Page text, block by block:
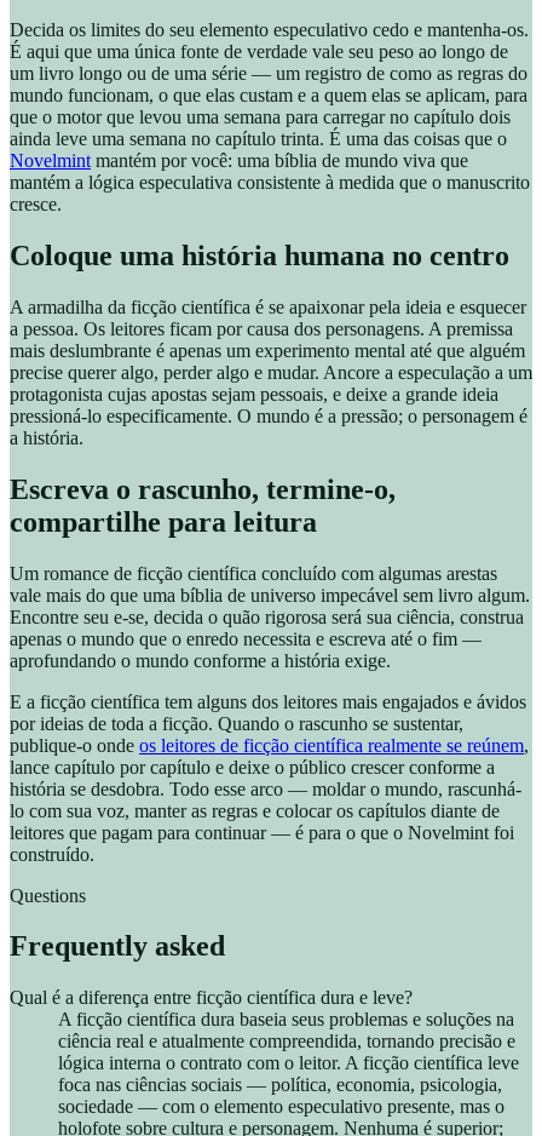
Decida os limites do seu elemento especulativo cedo e mantenha-os.
É aqui que uma única fonte de verdade vale seu peso ao longo de
um livro longo ou de uma série — um registro de como as regras do
mundo funcionam, o que elas custam e a quem elas se aplicam, para
que o motor que levou uma semana para carregar no capítulo dois
ainda leve uma semana no capítulo trinta. É uma das coisas que o
Novelmint mantém por você: uma bíblia de mundo viva que
mantém a lógica especulativa consistente à medida que o manuscrito
cresce.
Coloque uma história humana no centro
A armadilha da ficção científica é se apaixonar pela ideia e esquecer
a pessoa. Os leitores ficam por causa dos personagens. A premissa
mais deslumbrante é apenas um experimento mental até que alguém
precise querer algo, perder algo e mudar. Ancore a especulação a um
protagonista cujas apostas sejam pessoais, e deixe a grande ideia
pressioná-lo especificamente. O mundo é a pressão; o personagem é
a história.
Escreva o rascunho, termine-o,
compartilhe para leitura
Um romance de ficção científica concluído com algumas arestas
vale mais do que uma bíblia de universo impecável sem livro algum.
Encontre seu e-se, decida o quão rigorosa será sua ciência, construa
apenas o mundo que o enredo necessita e escreva até o fim —
aprofundando o mundo conforme a história exige.
E a ficção científica tem alguns dos leitores mais engajados e ávidos
por ideias de toda a ficção. Quando o rascunho se sustentar,
publique-o onde os leitores de ficção científica realmente se reúnem,
lance capítulo por capítulo e deixe o público crescer conforme a
história se desdobra. Todo esse arco — moldar o mundo, rascunhá-
lo com sua voz, manter as regras e colocar os capítulos diante de
leitores que pagam para continuar — é para o que o Novelmint foi
construído.
Questions
Frequently asked
Qual é a diferença entre ficção científica dura e leve?
A ficção científica dura baseia seus problemas e soluções na
ciência real e atualmente compreendida, tornando precisão e
lógica interna o contrato com o leitor. A ficção científica leve
foca nas ciências sociais — política, economia, psicologia,
sociedade — com o elemento especulativo presente, mas o
holofote sobre cultura e personagem. Nenhuma é superior;